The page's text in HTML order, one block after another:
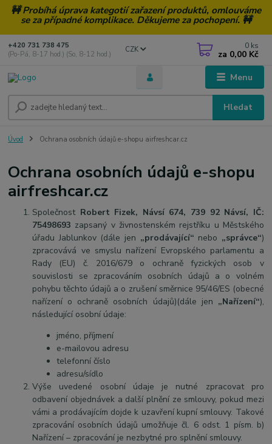
🚧 Probíhá úprava kategotií zařazení produktů, omlouváme
se za případné komplikace. Děkujeme za pochopení. 🚧
Menu
CZK
Hledat
+420 731 738 475
(Po-Pá, 8-17 hod.) (So, 8-12 hod.)
0 ks
za 0,00 Kč
Úvod Ochrana osobních údajů e-shopu airfreshcar.cz
Ochrana osobních údajů e-shopu
airfreshcar.cz
Společnost Robert Fizek, Návsí 674, 739 92 Návsí, IČ:
75498693 zapsaný v živnostenském rejstříku u Městského
úřadu Jablunkov(dále jen „prodávající“ nebo „správce“)
zpracovává ve smyslu nařízení Evropského parlamentu a
Rady (EU) č. 2016/679 o ochraně fyzických osob v
souvislosti se zpracováním osobních údajů a o volném
pohybu těchto údajů a o zrušení směrnice 95/46/ES (obecné
nařízení o ochraně osobních údajů)(dále jen „Nařízení“),
následující osobní údaje:
jméno, příjmení
e-mailovou adresu
telefonní číslo
adresu/sídlo
Výše uvedené osobní údaje je nutné zpracovat pro
odbavení objednávek a další plnění ze smlouvy, pokud mezi
vámi a prodávajícím dojde k uzavření kupní smlouvy. Takové
zpracování osobních údajů umožňuje čl. 6 odst. 1 písm. b)
Nařízení – zpracování je nezbytné pro splnění smlouvy.